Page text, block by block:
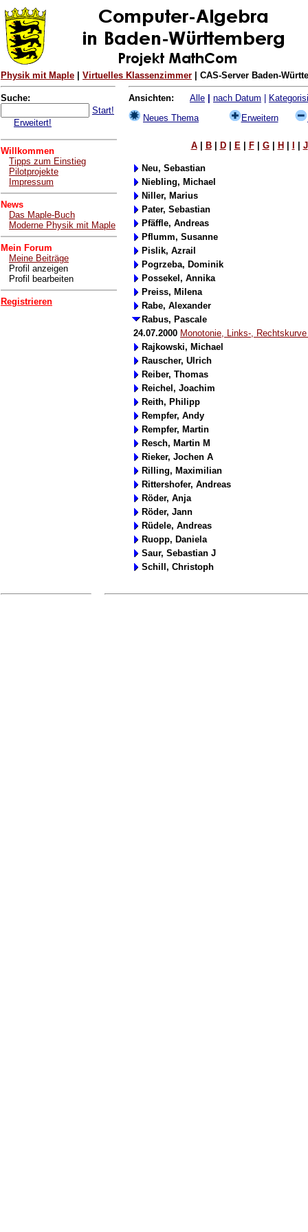
Physik mit Maple Virtuelles Klassenzimmer | CAS-Server Baden-
Suche:
Start!
Erweitert!
Willkommen
Tipps zum Einstieg
Pilotprojekte
Impressum
News
Das Maple-Buch
Moderne Physik mit Maple
Mein Forum
Meine Beiträge
Profil anzeigen
Profil bearbeiten
Registrieren
Ansichten: Alle nach Datum
Neues Thema
Erweitern
A| B| D| E| F| G| H J
Neu, Sebastian
Niebling, Michael
Niller, Marius
Pater, Sebastian
Pfäffle, Andreas
Pflumm, Susanne
Pislik, Azrail
Pogrzeba, Dominik
Possekel, Annika
Preiss, Milena
Rabe, Alexander
Rabus, Pascale
24.07.2000 Monotonie, Links-,
Rajkowski, Michael
Rauscher, Ulrich
Reiber, Thomas
Reichel, Joachim
Reith, Philipp
Rempfer, Andy
Rempfer, Martin
Resch, Martin M
Rieker, Jochen A
Rilling, Maximilian
Rittershofer, Andreas
Röder, Anja
Röder, Jann
Rüdele, Andreas
Ruopp, Daniela
Saur, Sebastian J
Schill, Christoph